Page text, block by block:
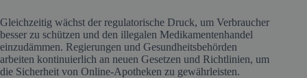
Gleichzeitig wächst der regulatorische Druck, um Verbraucher
besser zu schützen und den illegalen Medikamentenhandel
einzudämmen. Regierungen und Gesundheitsbehörden
arbeiten kontinuierlich an neuen Gesetzen und Richtlinien, um
die Sicherheit von Online-Apotheken zu gewährleisten.